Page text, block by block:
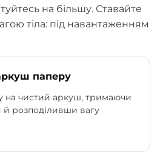
на більшу. Ставайте
тіла: під навантаженням
паперу
на чистий аркуш, тримаючи
й розподіливши вагу